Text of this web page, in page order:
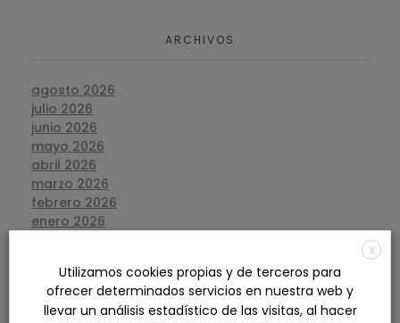
ARCHIVOS
agosto 2026
julio 2026
junio 2026
mayo 2026
abril 2026
marzo 2026
febrero 2026
enero 2026
octubre 2025
septiembre 2025
agosto 2025
X
Utilizamos cookies propias y de terceros para
ofrecer determinados servicios en nuestra web y
llevar un análisis estadístico de las visitas, al hacer